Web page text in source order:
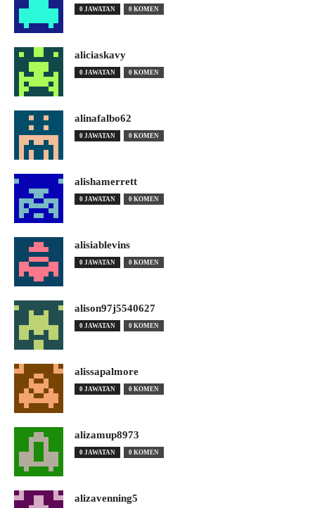
0 JAWATAN 0 KOMEN
aliciaskavy
0 JAWATAN 0 KOMEN
alinafalbo62
0 JAWATAN 0 KOMEN
alishamerrett
0 JAWATAN 0 KOMEN
alisiablevins
0 JAWATAN 0 KOMEN
alison97j5540627
0 JAWATAN 0 KOMEN
alissapalmore
0 JAWATAN 0 KOMEN
alizamup8973
0 JAWATAN 0 KOMEN
alizavenning5